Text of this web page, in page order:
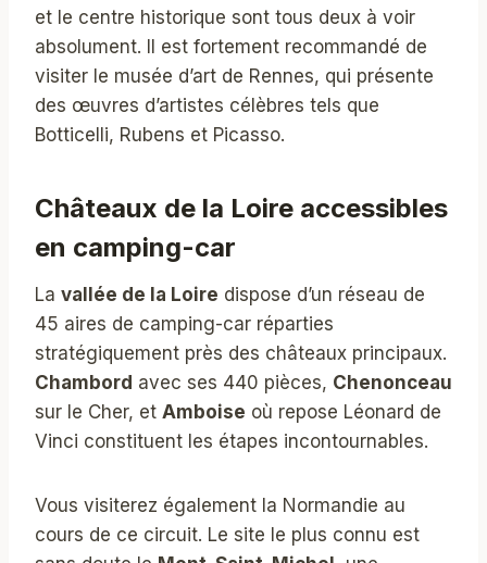
et le centre historique sont tous deux à voir
absolument. Il est fortement recommandé de
visiter le musée d’art de Rennes, qui présente
des œuvres d’artistes célèbres tels que
Botticelli, Rubens et Picasso.
Châteaux de la Loire accessibles
en camping-car
La vallée de la Loire dispose d’un réseau de
45 aires de camping-car réparties
stratégiquement près des châteaux principaux.
Chambord avec ses 440 pièces, Chenonceau
sur le Cher, et Amboise où repose Léonard de
Vinci constituent les étapes incontournables.
Vous visiterez également la Normandie au
cours de ce circuit. Le site le plus connu est